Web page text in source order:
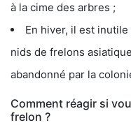
à la cime des arbres ;
En hiver, il est
nids de frelons
abandonné par la
Comment réagir si
frelon ?